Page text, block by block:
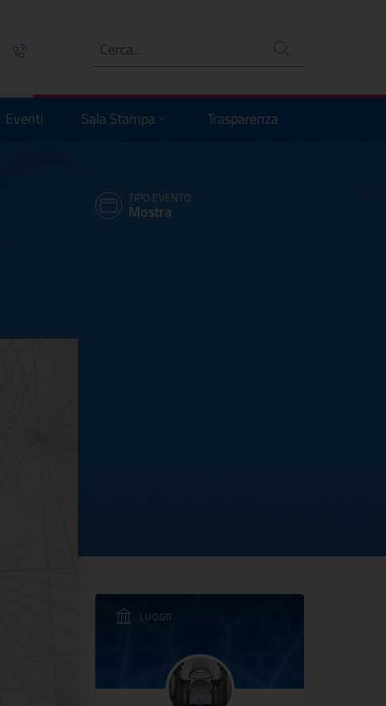
Telefono Ricerca
Eventi Sala Stampa Trasparenza
TIPO EVENTO:
Mostra
LUOGO